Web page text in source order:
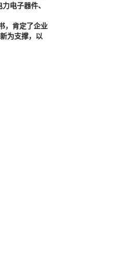
电子器件、
，肯定了企业
为支撑，以